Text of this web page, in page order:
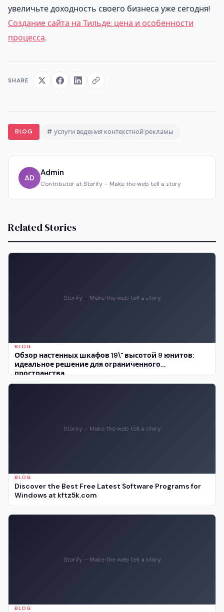
увеличьте доходность своего бизнеса уже сегодня!
Создание сайта на Тильде: цена и особенности
процесса.
SHARE
BLOG # услуги ведения контекстной рекламы
AD
Admin
Contributor at Storify – Make the web tell a story
Related Stories
Storify – Make the web tell a story
BLOG
Обзор настенных шкафов 19\" высотой 9 юнитов:
идеальное решение для ограниченного
пространства
Storify – Make the web tell a story
BLOG
Discover the Best Free Latest Software Programs for
Windows at kftz5k.com
Storify – Make the web tell a story
BLOG